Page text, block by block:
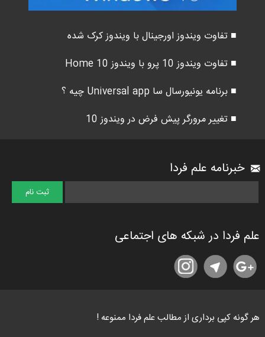
■ تفاوت ویندوز اورجینال با ویندوز کرک شده
■ تفاوت ویندوز 10 پرو با ویندوز 10 Home
■ برنامه یونیورسال سا Universal app چیه ؟
■ تغییر مرورگر پیش فرض در ویندوز 10
خبرنامه علم فردا
علم فردا در شبکه های اجتماعی
هر گونه کپی برداری از مطالب علم فردا ممنوعه !